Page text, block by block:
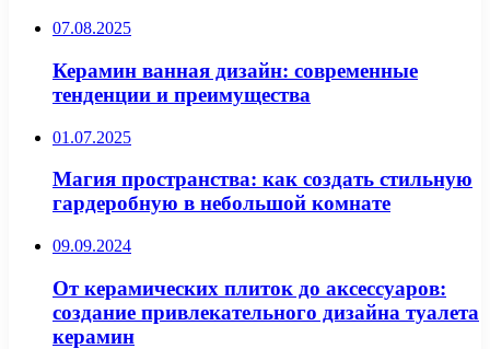
07.08.2025
Керамин ванная дизайн: современные
тенденции и преимущества
01.07.2025
Магия пространства: как создать стильную
гардеробную в небольшой комнате
09.09.2024
От керамических плиток до аксессуаров:
создание привлекательного дизайна туалета
керамин